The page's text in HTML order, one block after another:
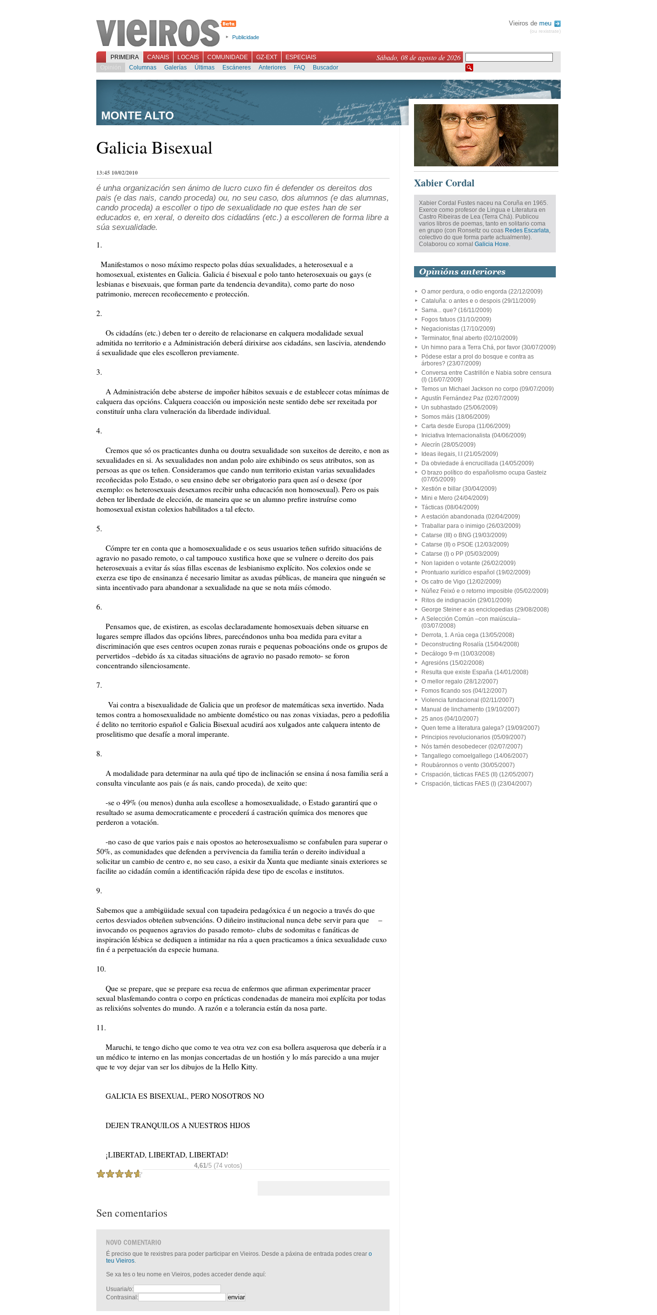
Publicidade
Vieiros de meu
(ou rexistrate)
Sábado, 08 de agosto de 2026
PRIMEIRA CANAIS LOCAIS COMUNIDADE GZ-EXT
ESPECIAIS
Opinión
Columnas Galerías Últimas Escáneres Anteriores FAQ Buscador
MONTE ALTO
Galicia Bisexual
13:45 10/02/2010
é unha organización sen ánimo de lucro cuxo fin é defender os dereitos dos
pais (e das nais, cando proceda) ou, no seu caso, dos alumnos (e das alumnas,
cando proceda) a escoller o tipo de sexualidade no que estes han de ser
educados e, en xeral, o dereito dos cidadáns (etc.) a escolleren de forma libre a
súa sexualidade.
1.
Manifestamos o noso máximo respecto polas dúas sexualidades, a heterosexual e a
homosexual, existentes en Galicia. Galicia é bisexual e polo tanto heterosexuais ou gays (e
lesbianas e bisexuais, que forman parte da tendencia devandita), como parte do noso
patrimonio, merecen recoñecemento e protección.
2.
Os cidadáns (etc.) deben ter o dereito de relacionarse en calquera modalidade sexual
admitida no territorio e a Administración deberá dirixirse aos cidadáns, sen lascivia, atendendo
á sexualidade que eles escolleron previamente.
3.
A Administración debe absterse de impoñer hábitos sexuais e de establecer cotas mínimas de
calquera das opcións. Calquera coacción ou imposición neste sentido debe ser rexeitada por
constituír unha clara vulneración da liberdade individual.
4.
Cremos que só os practicantes dunha ou doutra sexualidade son suxeitos de dereito, e non as
sexualidades en si. As sexualidades non andan polo aire exhibindo os seus atributos, son as
persoas as que os teñen. Consideramos que cando nun territorio existan varias sexualidades
recoñecidas polo Estado, o seu ensino debe ser obrigatorio para quen así o desexe (por
exemplo: os heterosexuais desexamos recibir unha educación non homosexual). Pero os pais
deben ter liberdade de elección, de maneira que se un alumno prefire instruírse como
homosexual existan colexios habilitados a tal efecto.
5.
Cómpre ter en conta que a homosexualidade e os seus usuarios teñen sufrido situacións de
agravio no pasado remoto, o cal tampouco xustifica hoxe que se vulnere o dereito dos pais
heterosexuais a evitar ás súas fillas escenas de lesbianismo explícito. Nos colexios onde se
exerza ese tipo de ensinanza é necesario limitar as axudas públicas, de maneira que ninguén se
sinta incentivado para abandonar a sexualidade na que se nota máis cómodo.
6.
Pensamos que, de existiren, as escolas declaradamente homosexuais deben situarse en
lugares sempre illados das opcións libres, parecéndonos unha boa medida para evitar a
discriminación que eses centros ocupen zonas rurais e pequenas poboacións onde os grupos de
pervertidos –debido ás xa citadas situacións de agravio no pasado remoto- se foron
concentrando silenciosamente.
7.
Vai contra a bisexualidade de Galicia que un profesor de matemáticas sexa invertido. Nada
temos contra a homosexualidade no ambiente doméstico ou nas zonas vixiadas, pero a pedofilia
é delito no territorio español e Galicia Bisexual acudirá aos xulgados ante calquera intento de
proselitismo que desafíe a moral imperante.
8.
A modalidade para determinar na aula qué tipo de inclinación se ensina á nosa familia será a
consulta vinculante aos pais (e ás nais, cando proceda), de xeito que:
-se o 49% (ou menos) dunha aula escollese a homosexualidade, o Estado garantirá que o
resultado se asuma democraticamente e procederá á castración química dos menores que
perderon a votación.
-no caso de que varios pais e nais opostos ao heterosexualismo se confabulen para superar o
50%, as comunidades que defenden a pervivencia da familia terán o dereito individual a
solicitar un cambio de centro e, no seu caso, a esixir da Xunta que mediante sinais exteriores se
facilite ao cidadán común a identificación rápida dese tipo de escolas e institutos.
9.
Sabemos que a ambigüidade sexual con tapadeira pedagóxica é un negocio a través do que
certos desviados obteñen subvencións. O diñeiro institucional nunca debe servir para que –
invocando os pequenos agravios do pasado remoto- clubs de sodomitas e fanáticas de
inspiración lésbica se dediquen a intimidar na rúa a quen practicamos a única sexualidade cuxo
fin é a perpetuación da especie humana.
10.
Que se prepare, que se prepare esa recua de enfermos que afirman experimentar pracer
sexual blasfemando contra o corpo en prácticas condenadas de maneira moi explícita por todas
as relixións solventes do mundo. A razón e a tolerancia están da nosa parte.
11.
Maruchi, te tengo dicho que como te vea otra vez con esa bollera asquerosa que debería ir a
un médico te interno en las monjas concertadas de un hostión y lo más parecido a una mujer
que te voy dejar van ser los dibujos de la Hello Kitty.
GALICIA ES BISEXUAL, PERO NOSOTROS NO
DEJEN TRANQUILOS A NUESTROS HIJOS
¡LIBERTAD, LIBERTAD, LIBERTAD!
4,61/5 (74 votos)
Sen comentarios
É preciso que te rexistres para poder participar en Vieiros. Desde a páxina de entrada podes crear o
teu Vieiros.
Se xa tes o teu nome en Vieiros, podes acceder dende aquí:
Usuaria/o:
Contrasinal:
Xabier Cordal
Xabier Cordal Fustes naceu na Coruña en 1965.
Exerce como profesor de Lingua e Literatura en
Castro Ribeiras de Lea (Terra Chá). Publicou
varios libros de poemas, tanto en solitario coma
en grupo (con Ronseltz ou coas Redes Escarlata,
colectivo do que forma parte actualmente).
Colaborou co xornal Galicia Hoxe.
O amor perdura, o odio engorda (22/12/2009)
Cataluña: o antes e o despois (29/11/2009)
Sama... que? (16/11/2009)
Fogos fatuos (31/10/2009)
Negacionistas (17/10/2009)
Terminator, final aberto (02/10/2009)
Un himno para a Terra Chá, por favor (30/07/2009)
Pódese estar a prol do bosque e contra as
árbores? (23/07/2009)
Conversa entre Castrillón e Nabia sobre censura
(I) (16/07/2009)
Temos un Michael Jackson no corpo (09/07/2009)
Agustín Fernández Paz (02/07/2009)
Un subhastado (25/06/2009)
Somos máis (18/06/2009)
Carta desde Europa (11/06/2009)
Iniciativa Internacionalista (04/06/2009)
Alecrín (28/05/2009)
Ideas ilegais, I.I (21/05/2009)
Da obviedade á encrucillada (14/05/2009)
O brazo político do españolismo ocupa Gasteiz
(07/05/2009)
Xestión e billar (30/04/2009)
Mini e Mero (24/04/2009)
Tácticas (08/04/2009)
A estación abandonada (02/04/2009)
Traballar para o inimigo (26/03/2009)
Catarse (III) o BNG (19/03/2009)
Catarse (II) o PSOE (12/03/2009)
Catarse (I) o PP (05/03/2009)
Non lapiden o votante (26/02/2009)
Prontuario xurídico español (19/02/2009)
Os catro de Vigo (12/02/2009)
Núñez Feixó e o retorno imposible (05/02/2009)
Ritos de indignación (29/01/2009)
George Steiner e as enciclopedias (29/08/2008)
A Selección Común –con maiúscula–
(03/07/2008)
Derrota, 1. A rúa cega (13/05/2008)
Deconstructing Rosalía (15/04/2008)
Decálogo 9-m (10/03/2008)
Agresións (15/02/2008)
Resulta que existe España (14/01/2008)
O mellor regalo (28/12/2007)
Fomos ficando sos (04/12/2007)
Violencia fundacional (02/11/2007)
Manual de linchamento (19/10/2007)
25 anos (04/10/2007)
Quen teme a literatura galega? (19/09/2007)
Principios revolucionarios (05/09/2007)
Nós tamén desobedecer (02/07/2007)
Tangallego comoelgallego (14/06/2007)
Roubáronnos o vento (30/05/2007)
Crispación, tácticas FAES (II) (12/05/2007)
Crispación, tácticas FAES (I) (23/04/2007)